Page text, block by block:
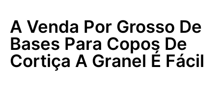
A Venda Por Grosso De
Bases Para Copos De
Cortiça A Granel É Fácil